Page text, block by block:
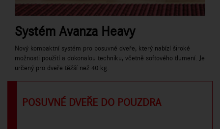
Systém Avanza Heavy
Nový kompaktní systém pro posuvné dveře, který nabízí široké
možnosti použití a dokonalou techniku, včetně softového tlumení. Je
určený pro dveře těžší než 40 kg.
POSUVNÉ DVEŘE DO POUZDRA